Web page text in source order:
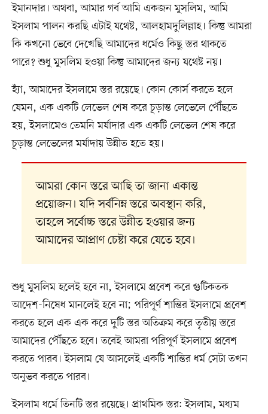
ইমানদার। অথবা, আমার গর্ব আমি একজন মুসলিম, আমি
ইসলাম পালন করছি এটাই যথেষ্ট, আলহামদুলিল্লাহ। কিন্তু আমরা
কি কখনো ভেবে দেখেছি আমাদের ধর্মেও কিছু স্তর থাকতে
পারে? শুধু মুসলিম হওয়া কিন্তু আমাদের জন্য যথেষ্ট নয়।
হ্যাঁ, আমাদের ইসলামে স্তর রয়েছে। কোন কোর্স করতে হলে
যেমন, এক একটি লেভেল শেষ করে চূড়ান্ত লেভেলে পৌঁছতে
হয়, ইসলামেও তেমনি মর্যাদার এক একটি লেভেল শেষ করে
চূড়ান্ত লেভেলের মর্যাদায় উন্নীত হতে হয়।
আমরা কোন স্তরে আছি তা জানা একান্ত
প্রয়োজন। যদি সর্বনিম্ন স্তরে অবস্থান করি,
তাহলে সর্বোচ্চ স্তরে উন্নীত হওয়ার জন্য
আমাদের আপ্রাণ চেষ্টা করে যেতে হবে।
শুধু মুসলিম হলেই হবে না, ইসলামে প্রবেশ করে গুটিকতক
আদেশ-নিষেধ মানলেই হবে না; পরিপূর্ণ শান্তির ইসলামে প্রবেশ
করতে হলে এক এক করে দুটি স্তর অতিক্রম করে তৃতীয় স্তরে
আমাদের পৌঁছতে হবে। তবেই আমরা পরিপূর্ণ ইসলামে প্রবেশ
করতে পারব। ইসলাম যে আসলেই একটি শান্তির ধর্ম সেটা তখন
অনুভব করতে পারব।
ইসলাম ধর্মে তিনটি স্তর রয়েছে। প্রাথমিক স্তর: ইসলাম, মধ্যম